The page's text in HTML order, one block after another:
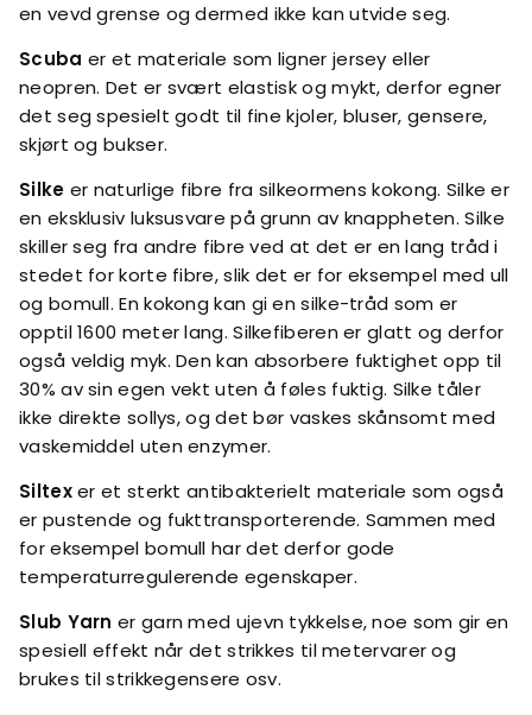
en vevd grense og dermed ikke kan utvide seg.
Scuba er et materiale som ligner jersey eller
neopren. Det er svært elastisk og mykt, derfor egner
det seg spesielt godt til fine kjoler, bluser, gensere,
skjørt og bukser.
Silke er naturlige fibre fra silkeormens kokong. Silke er
en eksklusiv luksusvare på grunn av knappheten. Silke
skiller seg fra andre fibre ved at det er en lang tråd i
stedet for korte fibre, slik det er for eksempel med ull
og bomull. En kokong kan gi en silke-tråd som er
opptil 1600 meter lang. Silkefiberen er glatt og derfor
også veldig myk. Den kan absorbere fuktighet opp til
30% av sin egen vekt uten å føles fuktig. Silke tåler
ikke direkte sollys, og det bør vaskes skånsomt med
vaskemiddel uten enzymer.
Siltexer et sterkt antibakterielt materiale som også
er pustende og fukttransporterende. Sammen med
for eksempel bomull har det derfor gode
temperaturregulerende egenskaper.
Slub Yarn er garn med ujevn tykkelse, noe som gir en
spesiell effekt når det strikkes til metervarer og
brukes til strikkegensere osv.